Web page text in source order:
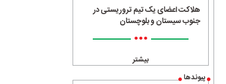
هلاکت اعضای یک تیم تروریستی در
جنوب سیستان و بلوچستان
•••
بیشتر
پیوندها